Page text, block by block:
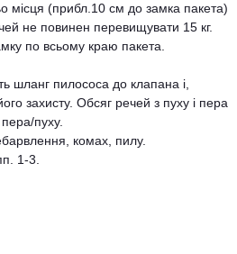
місця (прибл.10 см до замка пакета)
не повинен перевищувати 15 кг.
по всьому краю пакета.
шланг пилососа до клапана і,
захисту. Обсяг речей з пуху і пера
пуху.
комах, пилу.
1-3.